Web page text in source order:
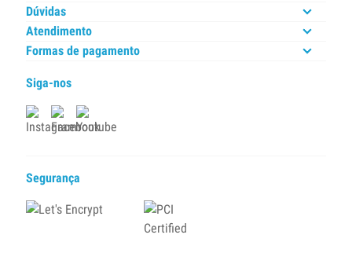
Dúvidas
Atendimento
Formas de pagamento
Siga-nos
Segurança